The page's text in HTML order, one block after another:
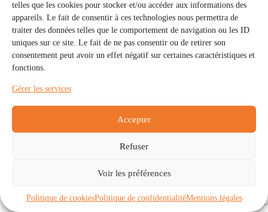
telles que les cookies pour stocker et/ou accéder aux informations des
appareils. Le fait de consentir à ces technologies nous permettra de
traiter des données telles que le comportement de navigation ou les ID
uniques sur ce site. Le fait de ne pas consentir ou de retirer son
consentement peut avoir un effet négatif sur certaines caractéristiques et
fonctions.
Gérer les services
Accepter
Refuser
Voir les préférences
Politique de cookiesPolitique de confidentialitéMentions légales
Communautés
À propos
Politique de cookies (UE)